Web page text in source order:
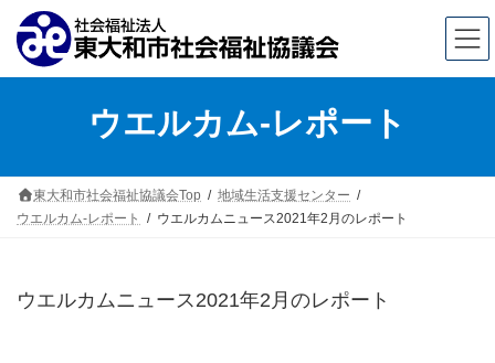
ツ
シ
ウエルカム-レポート
東大和市社会福祉協議会Top
地域生活支援センター
ウエルカム-レポート
ウエルカムニュース2021年2月のレポート
ウエルカムニュース2021年2月のレポート